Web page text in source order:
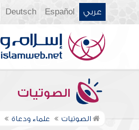
عربي Español
Deutsch
الصوتيات
الصوتيات علماء ودعاة